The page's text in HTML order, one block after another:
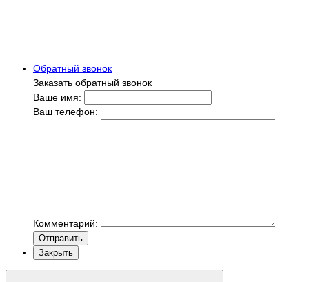
Обратный звонок
Заказать обратный звонок
Ваше имя:
Ваш телефон:
Комментарий:
Отправить
Закрыть